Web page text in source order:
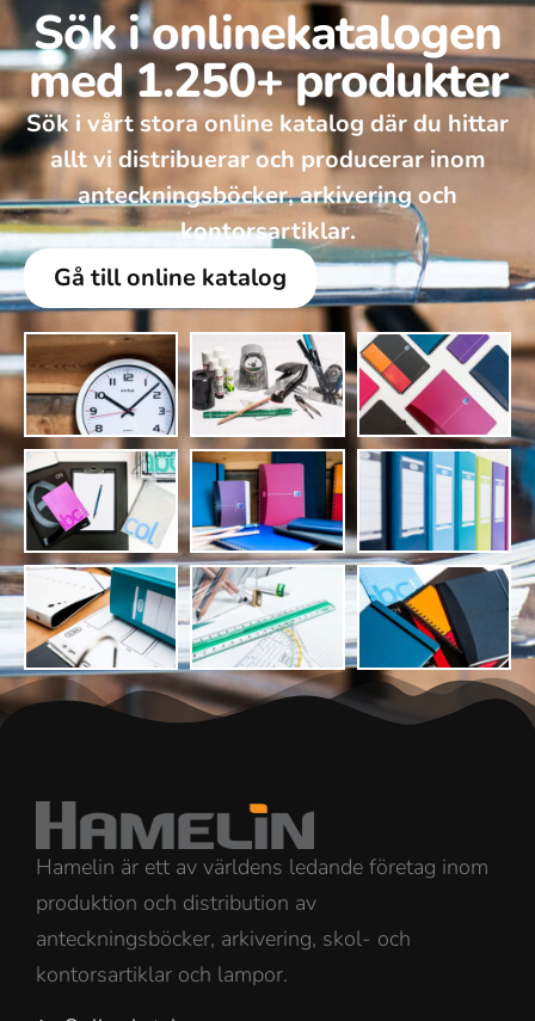
Sök i onlinekatalogen
med 1.250+ produkter
Sök i vårt stora online katalog där du hittar
allt vi distribuerar och producerar inom
anteckningsböcker, arkivering och
kontorsartiklar.
Gå till online katalog
Hamelin är ett av världens ledande företag inom
produktion och distribution av
anteckningsböcker, arkivering, skol- och
kontorsartiklar och lampor.